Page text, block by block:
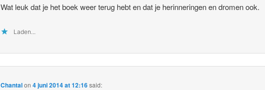
Wat leuk dat je het boek weer terug hebt en dat je herinneringen en dromen ook.
Laden...
Chantalon4 juni 2014 at 12:16said: